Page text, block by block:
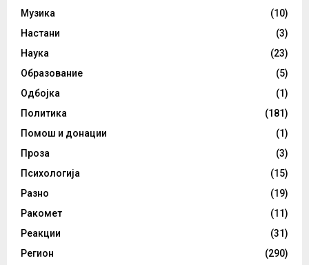
Музика
(10)
Настани
(3)
Наука
(23)
Образование
(5)
Одбојка
(1)
Политика
(181)
Помош и донации
(1)
Проза
(3)
Психологија
(15)
Разно
(19)
Ракомет
(11)
Реакции
(31)
Регион
(290)